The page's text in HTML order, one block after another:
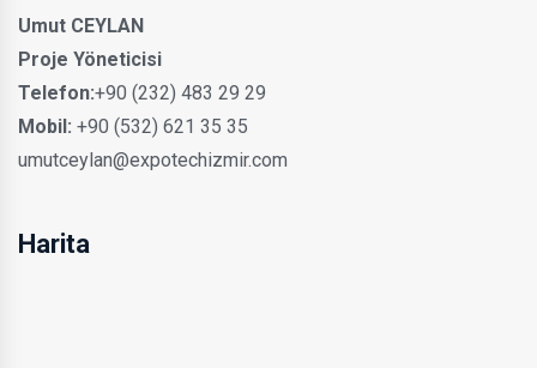
Umut CEYLAN
Proje Yöneticisi
Telefon:+90 (232) 483 29 29
Mobil: +90 (532) 621 35 35
umutceylan@expotechizmir.com
Harita